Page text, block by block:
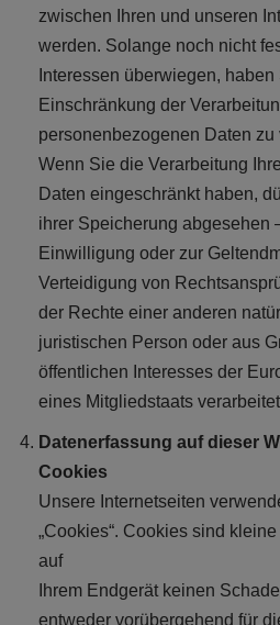
zwischen Ihren und unseren
werden. Solange noch nicht
Interessen überwiegen,
Einschränkung der
personenbezogenen Daten zu
Wenn Sie die Verarbeitung
Daten eingeschränkt haben,
ihrer Speicherung abgesehen
Einwilligung oder zur
Verteidigung von
der Rechte einer anderen
juristischen Person oder aus
öffentlichen Interesses der
eines Mitgliedstaats
Datenerfassung auf dieser
Cookies
Unsere Internetseiten
„Cookies“. Cookies sind
auf
Ihrem Endgerät keinen
entweder vorübergehend für